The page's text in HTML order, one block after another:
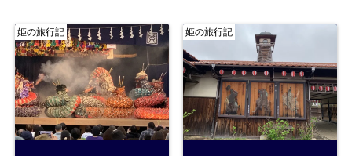
姫の旅行記 姫の旅行記